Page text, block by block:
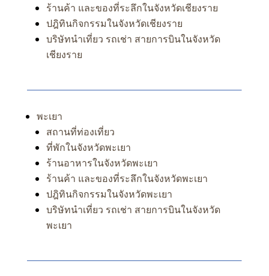
ร้านค้า และของที่ระลึกในจังหวัดเชียงราย
ปฎิทินกิจกรรมในจังหวัดเชียงราย
บริษัทนำเที่ยว รถเช่า สายการบินในจังหวัด
เชียงราย
พะเยา
สถานที่ท่องเที่ยว
ที่พักในจังหวัดพะเยา
ร้านอาหารในจังหวัดพะเยา
ร้านค้า และของที่ระลึกในจังหวัดพะเยา
ปฎิทินกิจกรรมในจังหวัดพะเยา
บริษัทนำเที่ยว รถเช่า สายการบินในจังหวัด
พะเยา